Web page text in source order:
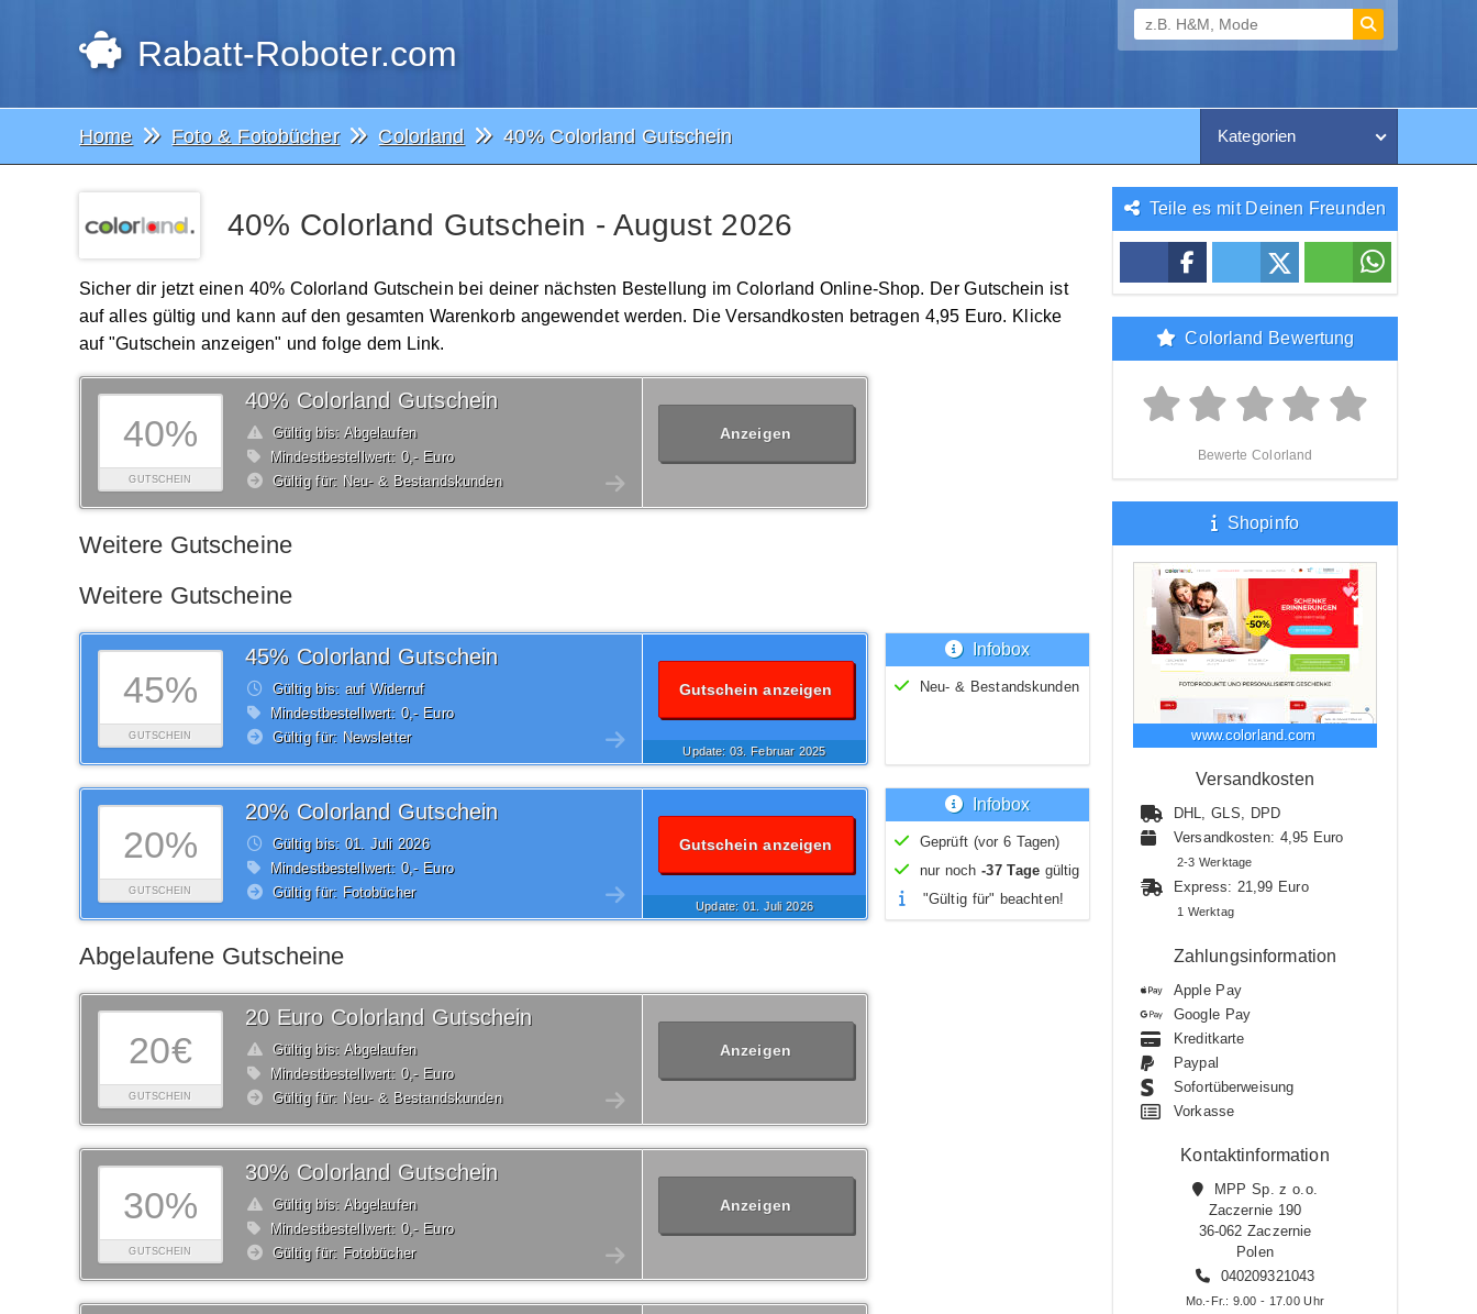
Rabatt-Roboter.com
Home Foto & Fotobücher Colorland 40% Colorland Gutschein Kategorien
40% Colorland Gutschein - August 2026
Sicher dir jetzt einen 40% Colorland Gutschein bei deiner nächsten Bestellung im Colorland Online-Shop. Der Gutschein ist
auf alles gültig und kann auf den gesamten Warenkorb angewendet werden. Die Versandkosten betragen 4,95 Euro. Klicke
auf "Gutschein anzeigen" und folge dem Link.
40%
GUTSCHEIN
40% Colorland Gutschein
Gültig bis: Abgelaufen
Mindestbestellwert: 0,- Euro
Gültig für: Neu- & Bestandskunden
Anzeigen
Weitere Gutscheine
Weitere Gutscheine
45%
GUTSCHEIN
45% Colorland Gutschein
Gültig bis: auf Widerruf
Mindestbestellwert: 0,- Euro
Gültig für: Newsletter
Gutschein anzeigen
Update: 03. Februar2025
Infobox
Neu- & Bestandskunden
20%
GUTSCHEIN
20% Colorland Gutschein
Gültig bis: 01. Juli 2026
Mindestbestellwert: 0,- Euro
Gültig für: Fotobücher
Gutschein anzeigen
Update: 01.Juli2026
Infobox
Geprüft (vor 6 Tagen)
nur noch-37 Tage gültig
"Gültig für" beachten!
Abgelaufene Gutscheine
20€
GUTSCHEIN
20 Euro Colorland Gutschein
Gültig bis: Abgelaufen
Mindestbestellwert: 0,- Euro
Gültig für: Neu- & Bestandskunden
Anzeigen
30%
GUTSCHEIN
30% Colorland Gutschein
Gültig bis: Abgelaufen
Mindestbestellwert: 0,- Euro
Gültig für: Fotobücher
Anzeigen
Teile es mit Deinen Freunden
Colorland Bewertung
Bewerte Colorland
Shopinfo
www.colorland.com
Versandkosten
DHL, GLS, DPD
Versandkosten: 4,95 Euro
2-3 Werktage
Express: 21,99 Euro
1 Werktag
Zahlungsinformation
Apple Pay
Google Pay
Kreditkarte
Paypal
Sofortüberweisung
Vorkasse
Kontaktinformation
MPP Sp. z o.o.
Zaczernie 190
36-062 Zaczernie
Polen
040209321043
Mo.-Fr.: 9.00 - 17.00 Uhr